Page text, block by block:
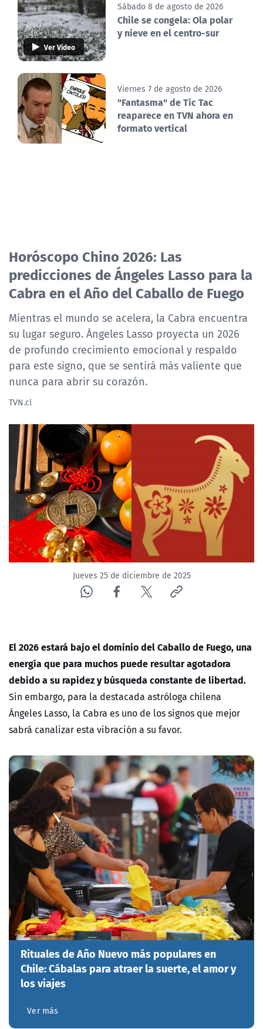
Ver Video
Sábado 8 de agosto de 2026
Chile se congela: Ola polar
y nieve en el centro-sur
Viernes 7 de agosto de 2026
"Fantasma" de Tic Tac
reaparece en TVN ahora en
formato vertical
Horóscopo Chino 2026: Las
predicciones de Ángeles Lasso para la
Cabra en el Año del Caballo de Fuego
Mientras el mundo se acelera, la Cabra encuentra
su lugar seguro. Ángeles Lasso proyecta un 2026
de profundo crecimiento emocional y respaldo
para este signo, que se sentirá más valiente que
nunca para abrir su corazón.
TVN.cl
Jueves 25 de diciembre de 2025
El 2026 estará bajo el dominio del Caballo de Fuego, una
energía que para muchos puede resultar agotadora
debido a su rapidez y búsqueda constante de libertad.
Sin embargo, para la destacada astróloga chilena
Ángeles Lasso, la Cabra es uno de los signos que mejor
sabrá canalizar esta vibración a su favor.
Rituales de Año Nuevo más populares en
Chile: Cábalas para atraer la suerte, el amor y
los viajes
Ver más